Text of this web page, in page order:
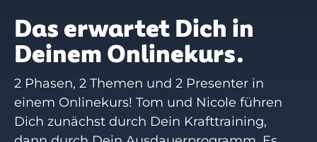
Das erwartet Dich in
Deinem Onlinekurs.
2 Phasen, 2 Themen und 2 Presenter in
einem Onlinekurs! Tom und Nicole führen
Dich zunächst durch Dein Krafttraining,